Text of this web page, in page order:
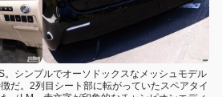
。シンプルでオーソドックスなメッシュモデル
だ。2列目シート部に転がっていたスペアタイ